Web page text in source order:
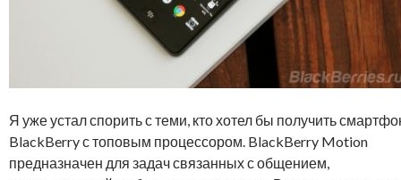
Я уже устал спорить с теми, кто хотел бы получить
BlackBerry с топовым процессором. BlackBerry Motion
предназначен для задач связанных с общением,